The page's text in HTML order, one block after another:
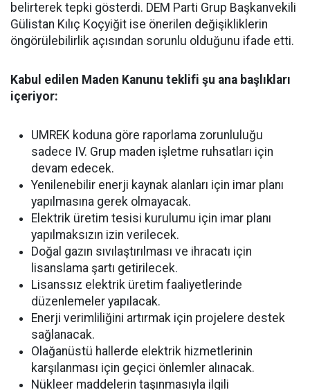
belirterek tepki gösterdi. DEM Parti Grup Başkanvekili
Gülistan Kılıç Koçyiğit ise önerilen değişikliklerin
öngörülebilirlik açısından sorunlu olduğunu ifade etti.
Kabul edilen Maden Kanunu teklifi şu ana başlıkları
içeriyor:
UMREK koduna göre raporlama zorunluluğu
sadece IV. Grup maden işletme ruhsatları için
devam edecek.
Yenilenebilir enerji kaynak alanları için imar planı
yapılmasına gerek olmayacak.
Elektrik üretim tesisi kurulumu için imar planı
yapılmaksızın izin verilecek.
Doğal gazın sıvılaştırılması ve ihracatı için
lisanslama şartı getirilecek.
Lisanssız elektrik üretim faaliyetlerinde
düzenlemeler yapılacak.
Enerji verimliliğini artırmak için projelere destek
sağlanacak.
Olağanüstü hallerde elektrik hizmetlerinin
karşılanması için geçici önlemler alınacak.
Nükleer maddelerin taşınmasıyla ilgili